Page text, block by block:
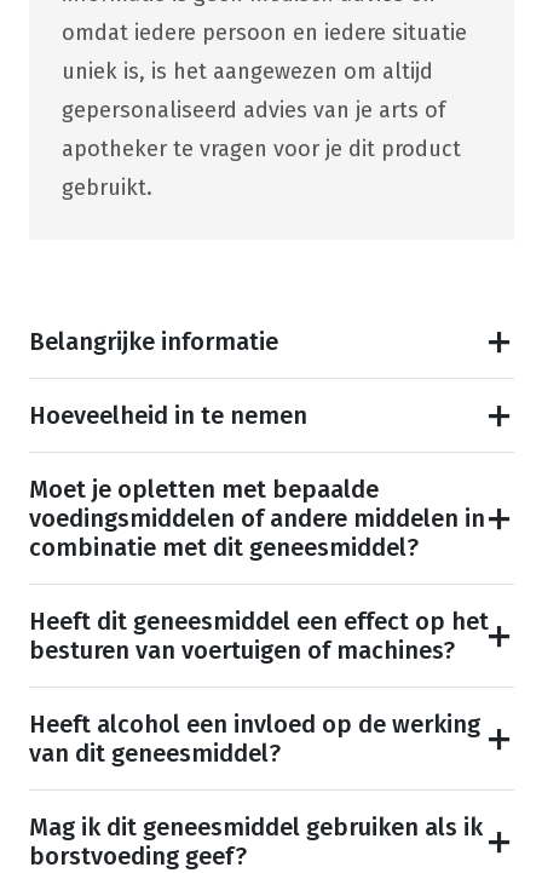
omdat iedere persoon en iedere situatie
uniek is, is het aangewezen om altijd
gepersonaliseerd advies van je arts of
apotheker te vragen voor je dit product
gebruikt.
Belangrijke informatie
Hoeveelheid in te nemen
Moet je opletten met bepaalde
voedingsmiddelen of andere middelen in
combinatie met dit geneesmiddel?
Heeft dit geneesmiddel een effect op het
besturen van voertuigen of machines?
Heeft alcohol een invloed op de werking
van dit geneesmiddel?
Mag ik dit geneesmiddel gebruiken als ik
borstvoeding geef?